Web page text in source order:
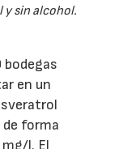
y sin alcohol.
bodegas
en un
forma
l. El